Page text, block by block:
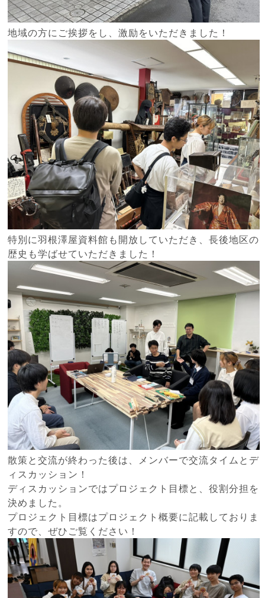
地域の方にご挨拶をし、激励をいただきました！
特別に羽根澤屋資料館も開放していただき、長後地区の
歴史も学ばせていただきました！
散策と交流が終わった後は、メンバーで交流タイムとデ
ィスカッション！
ディスカッションではプロジェクト目標と、役割分担を
決めました。
プロジェクト目標はプロジェクト概要に記載しておりま
すので、ぜひご覧ください！